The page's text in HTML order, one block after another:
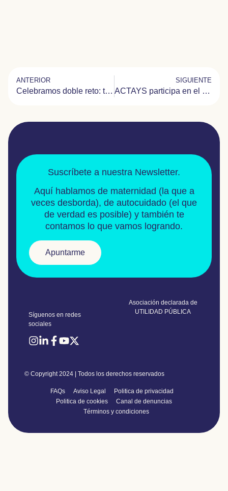
ANTERIOR
Celebramos doble reto: triathlon de Vitoria superado y 11.310€ de recaudación
SIGUIENTE
ACTAYS participa en el II Encuentro de AEREI
Suscríbete a nuestra Newsletter.
Aquí hablamos de maternidad (la que a
veces desborda), de autocuidado (el que
de verdad es posible) y también te
contamos lo que vamos logrando.
Apuntarme
Síguenos en redes
sociales
Asociación declarada de
UTILIDAD PÚBLICA
© Copyright 2024 | Todos los derechos reservados
FAQs Aviso Legal
Politica de privacidad
Politica de cookies
Canal de denuncias
Términos y condiciones